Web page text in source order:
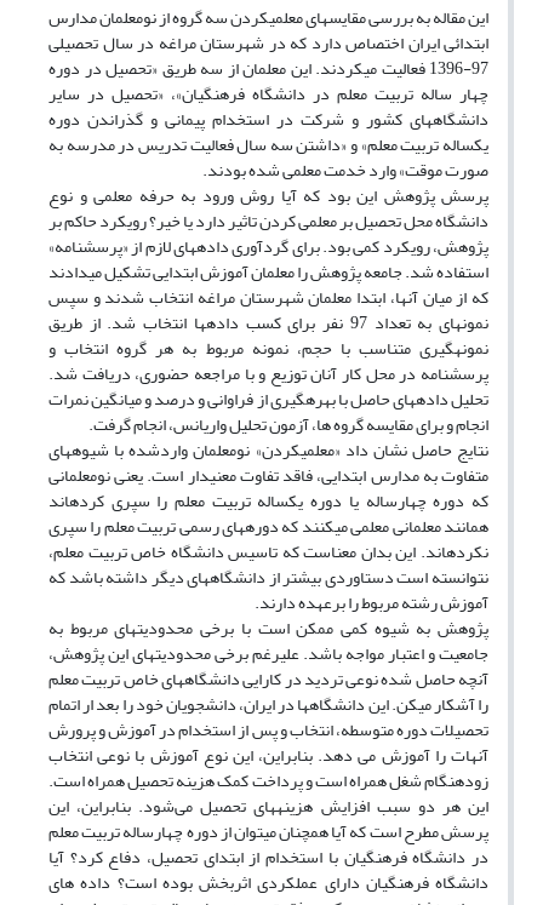
این مقاله به بررسی مقایسه‎ای معلمی‎کردن سه گروه از نومعلمان مدارس
ابتدائی ایران اختصاص دارد که در شهرستان مراغه در سال تحصیلی
97-1396 فعالیت می‎کردند. این معلمان از سه طریق «تحصیل در دوره
چهار ساله تربیت معلم در دانشگاه فرهنگیان»، «تحصیل در سایر
دانشگاههای کشور و شرکت در استخدام پیمانی و گذراندن دوره
یکساله تربیت معلم» و «داشتن سه سال فعالیت تدریس در مدرسه به
صورت موقت» وارد خدمت معلمی شده بودند.
پرسش پژوهش این بود که آیا روش ورود به حرفه معلمی و نوع
دانشگاه محل تحصیل بر معلمی کردن تاثیر دارد یا خیر؟ رویکرد حاکم بر
پژوهش، رویکرد کمی بود. برای گردآوری داده‎های لازم از «پرسشنامه»
استفاده شد. جامعه پژوهش را معلمان آموزش ابتدایی تشکیل می‎دادند
که از میان آنها، ابتدا معلمان شهرستان مراغه انتخاب شدند و سپس
نمونه‎ای به تعداد 97 نفر برای کسب داده‎ها انتخاب شد. از طریق
نمونه‎گیری متناسب با حجم، نمونه مربوط به هر گروه انتخاب و
پرسشنامه در محل کار آنان توزیع و با مراجعه حضوری، دریافت شد.
تحلیل داده‎های حاصل با بهره‎گیری از فراوانی و درصد و میانگین نمرات
انجام و برای مقایسه گروه ها، آزمون تحلیل واریانس، انجام گرفت.
نتایج حاصل نشان داد «معلمی‎کردن» نومعلمان واردشده با شیوه‎های
متفاوت به مدارس ابتدایی، فاقد تفاوت معنی‎دار است. یعنی نومعلمانی
که دوره چهارساله یا دوره یکساله تربیت معلم را سپری کرده‎اند
همانند معلمانی معلمی می‎کنند که دوره‎های رسمی تربیت معلم را سپری
نکرده‎اند. این بدان معناست که تاسیس دانشگاه خاص تربیت معلم،
نتوانسته است دستاوردی بیشتر از دانشگاههای دیگر داشته باشد که
آموزش رشته مربوط را برعهده دارند.
پژوهش به شیوه کمی ممکن است با برخی محدودیت‎های مربوط به
جامعیت و اعتبار مواجه باشد. علیرغم برخی محدودیت‎های این پژوهش،
آنچه حاصل شده نوعی تردید در کارایی دانشگاههای خاص تربیت معلم
را آشکار می‎کن. این دانشگاهها در ایران، دانشجویان خود را بعد ار اتمام
تحصیلات دوره متوسطه، انتخاب و پس از استخدام در آموزش و پرورش
آنهات را آموزش می دهد. بنابراین، این نوع آموزش با نوعی انتخاب
زودهنگام شغل همراه است و پرداخت کمک هزینه تحصیل همراه است.
این هر دو سبب افزایش هزینه‎های تحصیل می‎‌شود. بنابراین، این
پرسش مطرح است که آیا همچنان می‎توان از دوره چهارساله تربیت معلم
در دانشگاه فرهنگیان با استخدام از ابتدای تحصیل، دفاع کرد؟ آیا
دانشگاه فرهنگیان دارای عملکردی اثربخش بوده است؟ داده های